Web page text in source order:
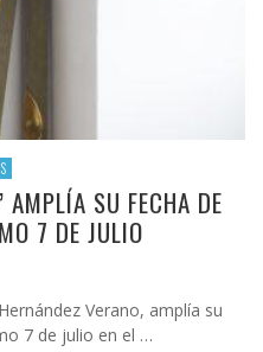
AMPLÍA SU FECHA DE
7 DE JULIO
Verano, amplía su
7 de julio en el …